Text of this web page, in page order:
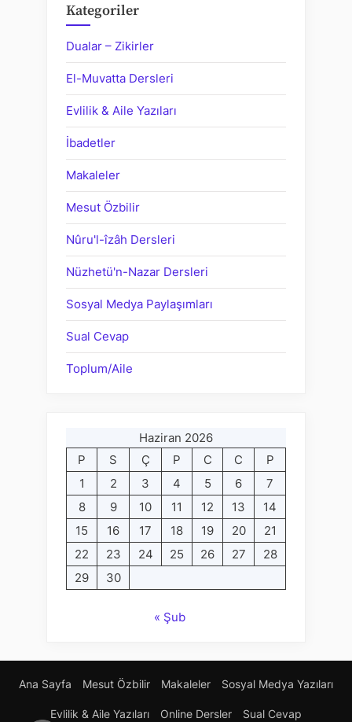
Kategoriler
Dualar – Zikirler
El-Muvatta Dersleri
Evlilik & Aile Yazıları
İbadetler
Makaleler
Mesut Özbilir
Nûru'l-îzâh Dersleri
Nüzhetü'n-Nazar Dersleri
Sosyal Medya Paylaşımları
Sual Cevap
Toplum/Aile
Haziran 2026
P
S Ç P C C
P
1
2 3 4 5 6
7
8
9 10 11 12 13
14
15
16 17 18 19 20
21
22
23 24 25 26 27
28
29
30
« Şub
Ana Sayfa Mesut Özbilir Makaleler Sosyal Medya Yazıları
Evlilik & Aile Yazıları Online Dersler Sual Cevap